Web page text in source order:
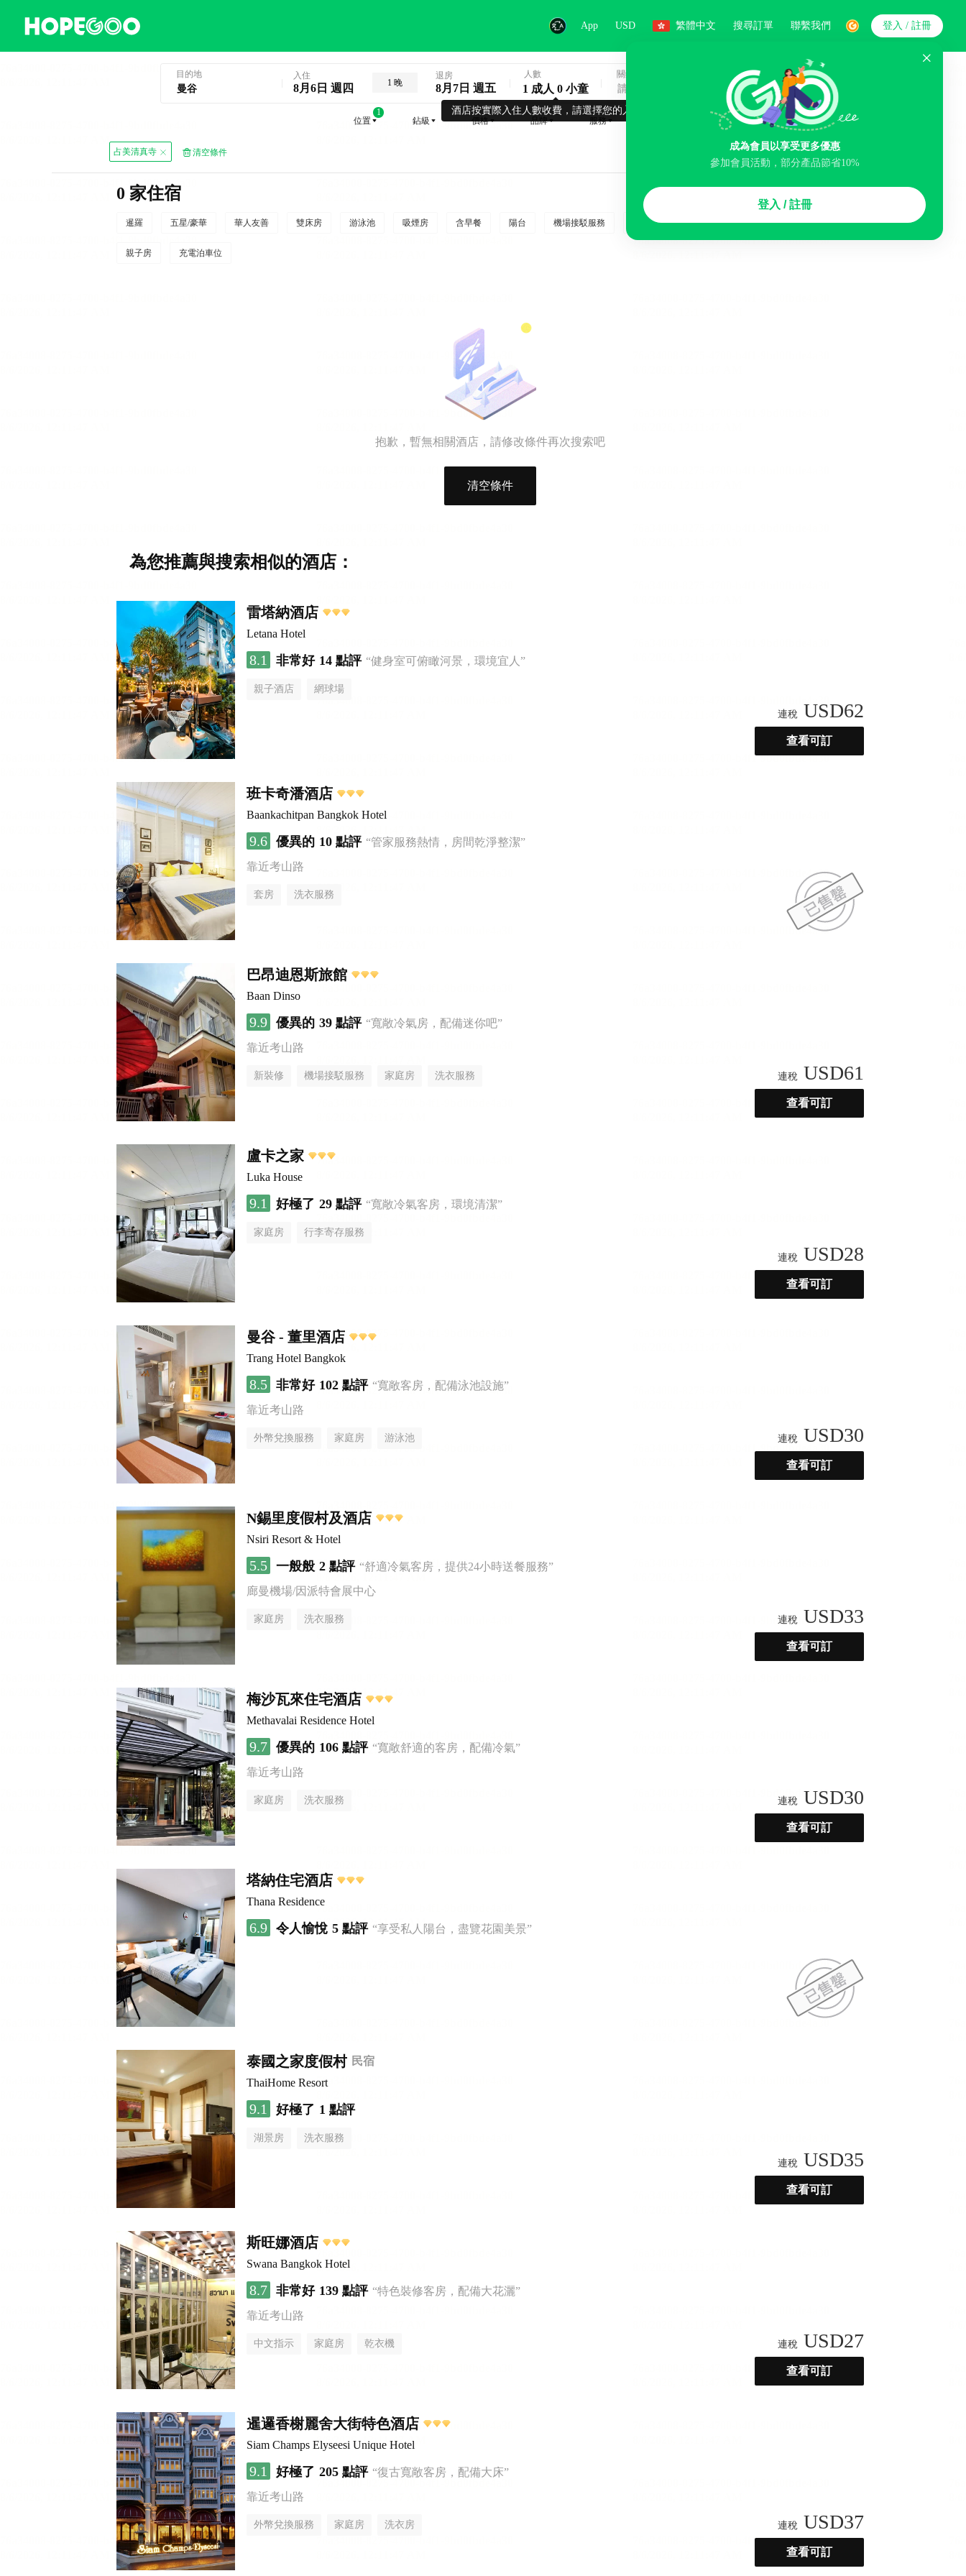
App USD 繁體中文 搜尋訂單 聯繫我們
成為會員以享受更多優惠
參加會員活動，部分產品節省10%
登入 / 註冊
登入 / 註冊
目的地 入住
8月6日 週四 1 晚
退房
8月7日 週五
酒店按實際入住人數收費，請選擇您的入住人數
人數
1 成人 0 小童
關鍵字
搜索
位置
1
鉆級
價格 品牌 服務
占美清真寺 清空條件
0 家住宿
暹羅 五星/豪華 華人友善 雙床房 游泳池 吸煙房 含早餐 陽台 機場接駁服務 吸煙區 免費取消 民宿 泊車場
親子房 充電泊車位
抱歉，暫無相關酒店，請修改條件再次搜索吧
清空條件
為您推薦與搜索相似的酒店：
雷塔納酒店
Letana Hotel
8.1 非常好 14 點評 “健身室可俯瞰河景，環境宜人”
親子酒店 網球場
連稅 USD62
查看可訂
班卡奇潘酒店
Baankachitpan Bangkok Hotel
9.6 優異的 10 點評 “管家服務熱情，房間乾淨整潔”
靠近考山路
套房 洗衣服務
巴昂迪恩斯旅館
Baan Dinso
9.9 優異的 39 點評 “寬敞冷氣房，配備迷你吧”
靠近考山路
新裝修 機場接駁服務 家庭房 洗衣服務 連稅 USD61
查看可訂
盧卡之家
Luka House
9.1 好極了 29 點評 “寬敞冷氣客房，環境清潔”
家庭房 行李寄存服務
連稅 USD28
查看可訂
曼谷 - 董里酒店
Trang Hotel Bangkok
8.5 非常好 102 點評 “寬敞客房，配備泳池設施”
靠近考山路
外幣兌換服務 家庭房 游泳池 連稅 USD30
查看可訂
N錫里度假村及酒店
Nsiri Resort & Hotel
5.5 一般般 2 點評 “舒適冷氣客房，提供24小時送餐服務”
廊曼機場/因派特會展中心
家庭房 洗衣服務 連稅 USD33
查看可訂
梅沙瓦來住宅酒店
Methavalai Residence Hotel
9.7 優異的 106 點評 “寬敞舒適的客房，配備冷氣”
靠近考山路
家庭房 洗衣服務 連稅 USD30
查看可訂
塔納住宅酒店
Thana Residence
6.9 令人愉悅 5 點評 “享受私人陽台，盡覽花園美景”
泰國之家度假村 民宿
ThaiHome Resort
9.1 好極了 1 點評
湖景房 洗衣服務
連稅 USD35
查看可訂
斯旺娜酒店
Swana Bangkok Hotel
8.7 非常好 139 點評 “特色裝修客房，配備大花灑”
靠近考山路
中文指示 家庭房 乾衣機 連稅 USD27
查看可訂
暹邏香榭麗舍大街特色酒店
Siam Champs Elyseesi Unique Hotel
9.1 好極了 205 點評 “復古寬敞客房，配備大床”
靠近考山路
外幣兌換服務 家庭房 洗衣房 連稅 USD37
查看可訂